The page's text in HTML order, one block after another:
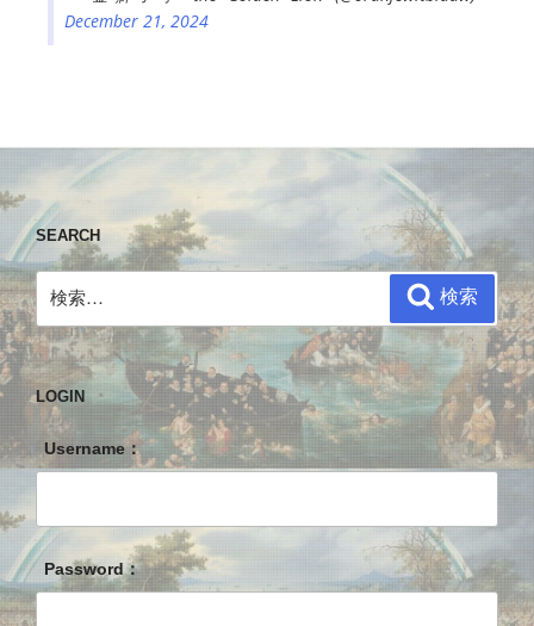
December 21, 2024
SEARCH
検
検索
LOGIN
Username：
Password：